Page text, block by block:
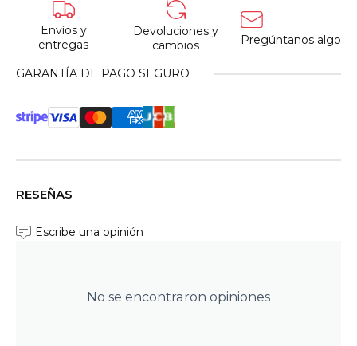
Envíos y
entregas
Devoluciones y
cambios
Pregúntanos algo
GARANTÍA DE PAGO SEGURO
RESEÑAS
No se encontraron opiniones
Escribe una opinión